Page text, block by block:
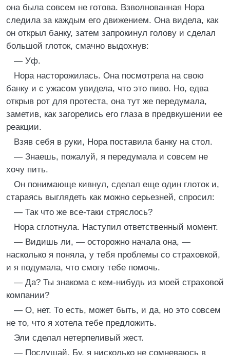
она была совсем не готова. Взволнованная Нора
следила за каждым его движением. Она видела, как
он открыл банку, затем запрокинул голову и сделал
большой глоток, смачно выдохнув:
— Уф.
Нора насторожилась. Она посмотрела на свою
банку и с ужасом увидела, что это пиво. Но, едва
открыв рот для протеста, она тут же передумала,
заметив, как загорелись его глаза в предвкушении ее
реакции.
Взяв себя в руки, Нора поставила банку на стол.
— Знаешь, пожалуй, я передумала и совсем не
хочу пить.
Он понимающе кивнул, сделал еще один глоток и,
стараясь выглядеть как можно серьезней, спросил:
— Так что же все-таки стряслось?
Нора сглотнула. Наступил ответственный момент.
— Видишь ли, — осторожно начала она, —
насколько я поняла, у тебя проблемы со страховкой,
и я подумала, что смогу тебе помочь.
— Да? Ты знакома с кем-нибудь из моей страховой
компании?
— О, нет. То есть, может быть, и да, но это совсем
не то, что я хотела тебе предложить.
Эли сделал нетерпеливый жест.
— Послушай, Бу, я нисколько не сомневаюсь в